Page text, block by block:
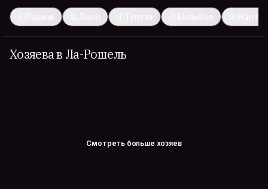
Париж Лион Тулуза Бильбао Нант
Хозяева в Ла-Рошель
Смотреть больше хозяев